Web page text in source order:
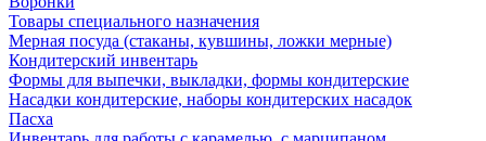
Товары специального назначения
Мерная посуда (стаканы, кувшины, ложки мерные)
Кондитерский инвентарь
Формы для выпечки, выкладки, формы кондитерские
Насадки кондитерские, наборы кондитерских насадок
Пасха